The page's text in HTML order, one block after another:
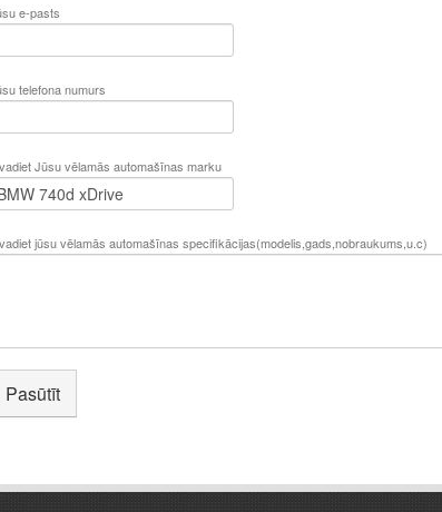
e-pasts
telefona numurs
Jūsu vēlamās automašīnas marku
jūsu vēlamās automašīnas specifikācijas(modelis,gads,nobraukums,u.c)